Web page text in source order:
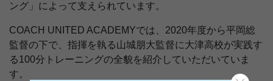
ング」によって支えられています。
COACH UNITED ACADEMYでは、2020年度から平岡総
監督の下で、指揮を執る山城朋大監督に大津高校が実践す
る100分トレーニングの全貌を紹介していただいていま
す。